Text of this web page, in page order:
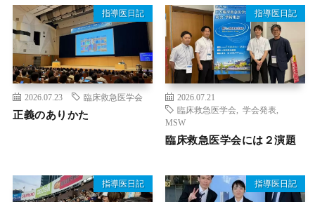
指導医日記
2026.07.23 臨床救急医学会
正義のありかた
指導医日記
2026.07.21
臨床救急医学会
学会発表
MSW
臨床救急医学会には２演題
指導医日記 指導医日記